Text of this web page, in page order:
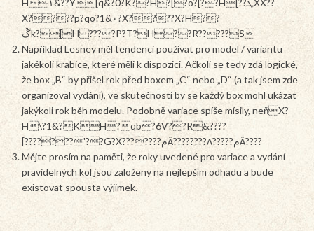
H۱&??Y[q&?0?K??H?[?o?[??H[??ܛXX??
X????p?qo?1&۰?X????X?H??
ڱk?[H ????P?T?H??R?????S
Například Lesney měl tendenci používat pro model / variantu
jakékoli krabice, které měli k dispozici. Ačkoli se tedy zdá logické,
že box „B“ by přišel rok před boxem „C“ nebo „D“ (a tak jsem zde
organizoval vydání), ve skutečnosti by se každý box mohl ukázat
jakýkoli rok běh modelu. Podobně variace spíše mísily, neňX?
H\?1&?KH?qb?6V??R&????
[???????'??G?X???????مȀ????????Ʌ?????مȀ????
Mějte prosím na paměti, že roky uvedené pro variace a vydání
pravidelných kol jsou založeny na nejlepším odhadu a bude
existovat spousta výjimek.